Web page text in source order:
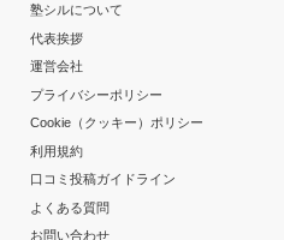
目的の達成度
塾シルについて
代表挨拶
運営会社
プライバシーポリシー
Cookie（クッキー）ポリシー
利用規約
口コミ投稿ガイドライン
よくある質問
お問い合わせ